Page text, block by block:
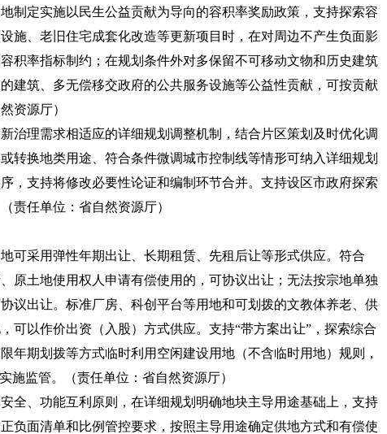
制定实施以民生公益贡献为导向的容积率奖励政策，支持探索容
施、老旧住宅成套化改造等更新项目时，在对周边不产生负面影
积率指标制约；在规划条件外对多保留不可移动文物和历史建筑
建筑、多无偿移交政府的公共服务设施等公益性贡献，可按贡献
资源厅）
治理需求相适应的详细规划调整机制，结合片区策划及时优化调
转换地类用途、符合条件微调城市控制线等情形可纳入详细规划
，支持将修改必要性论证和编制环节合并。支持设区市政府探索
（责任单位：省自然资源厅）
可采用弹性年期出让、长期租赁、先租后让等形式供应。符合
原土地使用权人申请有偿使用的，可协议出让；无法按宗地单独
议出让。标准厂房、科创平台等用地和可划拨的文教体养老、供
可以作价出资（入股）方式供应。支持“带方案出让”，探索综合
年期划拨等方式临时利用空闲建设用地（不含临时用地）规则，
施监管。
（责任单位：省自然资源厅）
全、功能互利原则，在详细规划明确地块主导用途基础上，支持
负面清单和比例管控要求，按照主导用途确定供地方式和有偿使